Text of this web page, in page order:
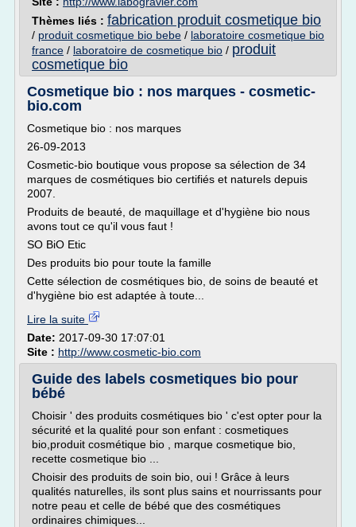
Thèmes liés : fabrication produit cosmetique bio
/ produit cosmetique bio bebe / laboratoire cosmetique bio
france / laboratoire de cosmetique bio / produit
cosmetique bio
Cosmetique bio : nos marques - cosmetic-
bio.com
Cosmetique bio : nos marques
26-09-2013
Cosmetic-bio boutique vous propose sa sélection de 34
marques de cosmétiques bio certifiés et naturels depuis
2007.
Produits de beauté, de maquillage et d'hygiène bio nous
avons tout ce qu'il vous faut !
SO BiO Etic
Des produits bio pour toute la famille
Cette sélection de cosmétiques bio, de soins de beauté et
d'hygiène bio est adaptée à toute...
Lire la suite
Date: 2017-09-30 17:07:01
Site : http://www.cosmetic-bio.com
Guide des labels cosmetiques bio pour
bébé
Choisir ' des produits cosmétiques bio ' c'est opter pour la
sécurité et la qualité pour son enfant : cosmetiques
bio,produit cosmétique bio , marque cosmetique bio,
recette cosmetique bio ...
Choisir des produits de soin bio, oui ! Grâce à leurs
qualités naturelles, ils sont plus sains et nourrissants pour
notre peau et celle de bébé que des cosmétiques
ordinaires chimiques...